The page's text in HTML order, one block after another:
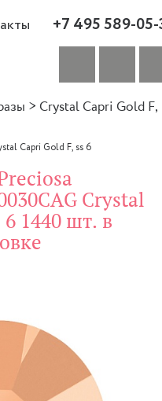
+7 495 589-
> Crystal Capri Gold F,
Capri Gold F, ss 6
Crystal
1440 шт. в